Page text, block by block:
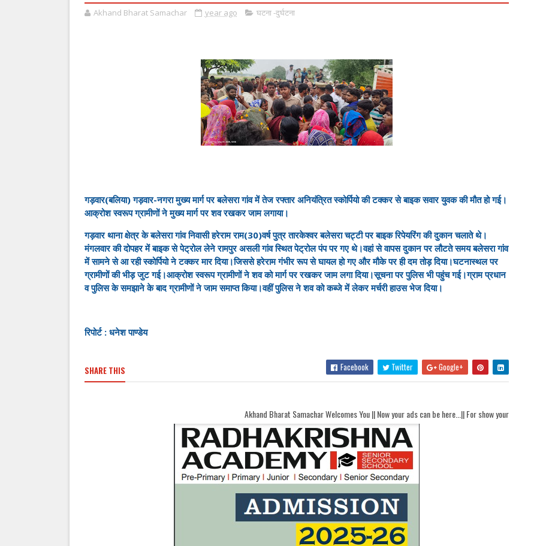
Akhand Bharat Samachar year ago घटना -दुर्घटना
गड़वार(बलिया) गड़वार-नगरा मुख्य मार्ग पर बलेसरा गांव में तेज रफ्तार अनियंत्रित स्कोर्पियो की टक्कर से बाइक सवार युवक की मौत हो गई।
आक्रोश स्वरूप ग्रामीणों ने मुख्य मार्ग पर शव रखकर जाम लगाया।
गड़वार थाना क्षेत्र के बलेसरा गांव निवासी हरेराम राम(30)वर्ष पुत्र तारकेश्वर बलेसरा चट्टी पर बाइक रिपेयरिंग की दुकान चलाते थे।
मंगलवार की दोपहर में बाइक से पेट्रोल लेने रामपुर असली गांव स्थित पेट्रोल पंप पर गए थे।वहां से वापस दुकान पर लौटते समय बलेसरा गांव
में सामने से आ रही स्कोर्पियो ने टक्कर मार दिया।जिससे हरेराम गंभीर रूप से घायल हो गए और मौके पर ही दम तोड़ दिया।घटनास्थल पर
ग्रामीणों की भीड़ जुट गई।आक्रोश स्वरूप ग्रामीणों ने शव को मार्ग पर रखकर जाम लगा दिया।सूचना पर पुलिस भी पहुंच गई।ग्राम प्रधान
व पुलिस के समझाने के बाद ग्रामीणों ने जाम समाप्त किया।वहीं पुलिस ने शव को कब्जे में लेकर मर्चरी हाउस भेज दिया।
रिपोर्ट : धनेश पाण्डेय
SHARE THIS Facebook Twitter Google+
Akhand Bharat Samachar Welcomes You || Now your ads can be here...|| For show your ads here contact